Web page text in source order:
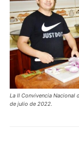
La II Convivencia Nacional
de julio de 2022.